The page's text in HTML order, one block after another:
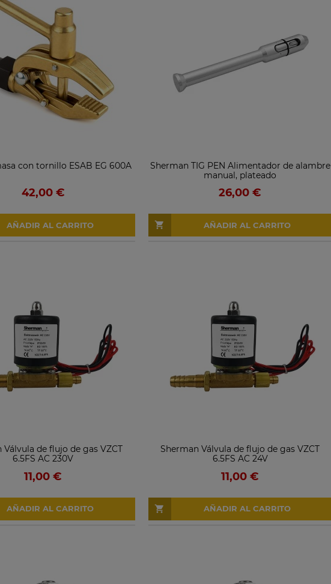
con tornillo ESAB EG 600A
42,00 €
AÑADIR AL CARRITO
Sherman TIG PEN Alimentador de alambre
manual, plateado
26,00 €
AÑADIR AL CARRITO
Válvula de flujo de gas VZCT
6.5FS AC 230V
11,00 €
AÑADIR AL CARRITO
Sherman Válvula de flujo de gas VZCT
6.5FS AC 24V
11,00 €
AÑADIR AL CARRITO